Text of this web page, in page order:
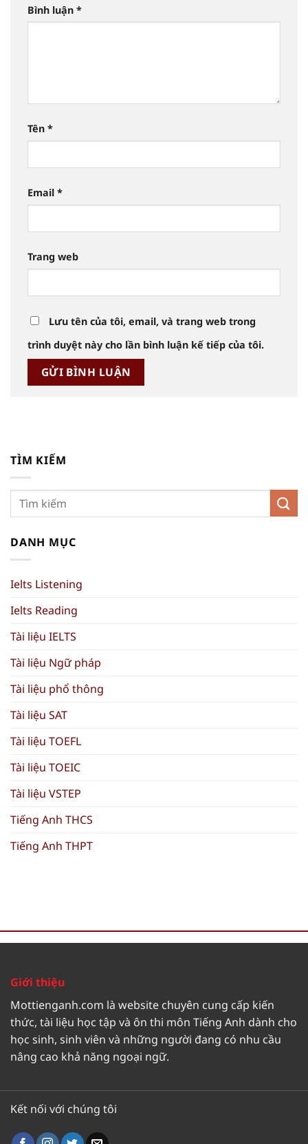
Bình luận *
Tên *
Email *
Trang web
Lưu tên của tôi, email, và trang web trong
trình duyệt này cho lần bình luận kế tiếp của tôi.
TÌM KIẾM
DANH MỤC
Ielts Listening
Ielts Reading
Tài liệu IELTS
Tài liệu Ngữ pháp
Tài liệu phổ thông
Tài liệu SAT
Tài liệu TOEFL
Tài liệu TOEIC
Tài liệu VSTEP
Tiếng Anh THCS
Tiếng Anh THPT
Giới thiệu
Mottienganh.com là website chuyên cung cấp kiến
thức, tài liệu học tập và ôn thi môn Tiếng Anh dành cho
học sinh, sinh viên và những người đang có nhu cầu
nâng cao khả năng ngoại ngữ.
Kết nối với chúng tôi